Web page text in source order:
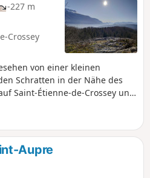
-227 m
Crossey
von einer kleinen
Schratten in der Nähe des
Saint-Étienne-de-Crossey und
Aupre